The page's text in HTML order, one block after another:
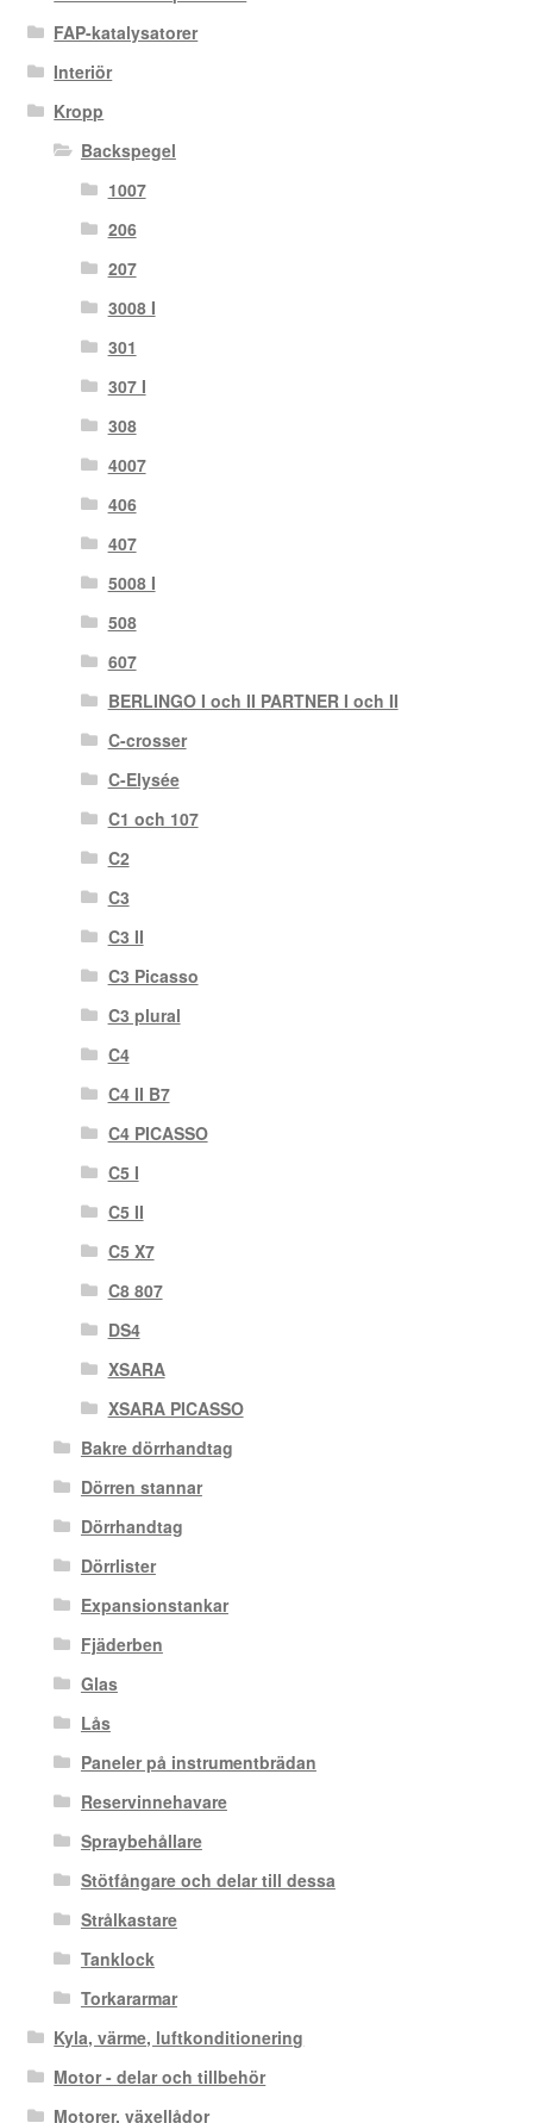
FAP-katalysatorer
Interiör
Kropp
Backspegel
1007
206
207
3008 I
301
307 I
308
4007
406
407
5008 I
508
607
BERLINGO I och II PARTNER I och II
C-crosser
C-Elysée
C1 och 107
C2
C3
C3 II
C3 Picasso
C3 plural
C4
C4 II B7
C4 PICASSO
C5 I
C5 II
C5 X7
C8 807
DS4
XSARA
XSARA PICASSO
Bakre dörrhandtag
Dörren stannar
Dörrhandtag
Dörrlister
Expansionstankar
Fjäderben
Glas
Lås
Paneler på instrumentbrädan
Reservinnehavare
Spraybehållare
Stötfångare och delar till dessa
Strålkastare
Tanklock
Torkararmar
Kyla, värme, luftkonditionering
Motor - delar och tillbehör
Motorer, växellådor